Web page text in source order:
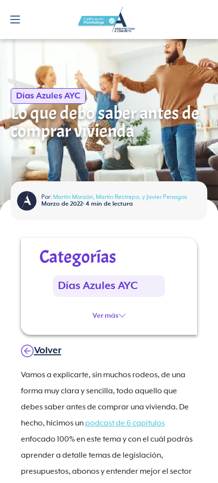
Días Azules AYC
Lo que debo saber antes de
comprar vivienda
Por: Martín Monzón, Martín Restrepo, y Javier Penagos
Marzo de 2022• 4min de lectura
Categorías
Días Azules AYC
Ver más
Volver
Vamos a explicarte, sin muchos rodeos, de una
forma muy clara y sencilla, todo aquello que
debes saber antes de comprar una vivienda. De
hecho, hicimos un podcast de 6 capítulos
enfocado 100% en este tema y con el cuál podrás
aprender a detalle temas de legislación,
presupuestos, abonos y entender mejor el sector